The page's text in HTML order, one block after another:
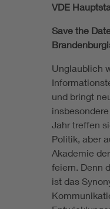
VDE
Save the
Unglaublich
und bringt
Jahr treffen
Politik, aber
Akademie
feiern. Denn
ist das